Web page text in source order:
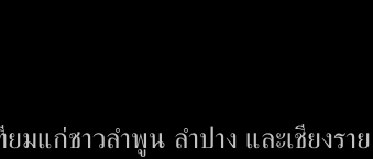
มแก่ชาวลำพูน ลำปาง และเชียงราย